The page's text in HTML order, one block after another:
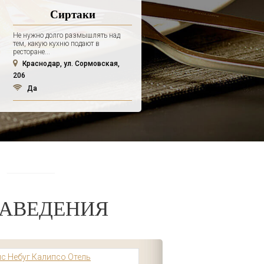
Сиртаки
Не нужно долго размышлять над
тем, какую кухню подают в
ресторане...
Краснодар, ул. Сормовская,
206
Да